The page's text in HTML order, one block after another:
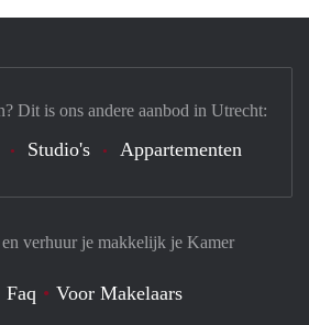
verhuur je makkelijk je Kamer
Faq
Voor Makelaars
Dit is ons andere aanbod in Utrecht:
Studio's Appartementen